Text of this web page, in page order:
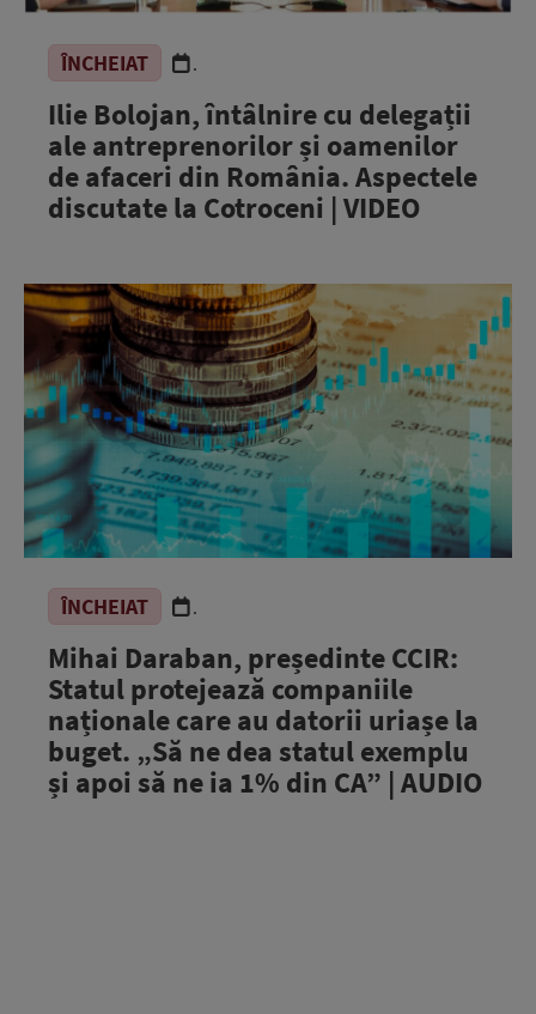
ÎNCHEIAT .
Ilie Bolojan, întâlnire cu delegații
ale antreprenorilor și oamenilor
de afaceri din România. Aspectele
discutate la Cotroceni | VIDEO
ÎNCHEIAT .
Mihai Daraban, președinte CCIR:
Statul protejează companiile
naționale care au datorii uriașe la
buget. „Să ne dea statul exemplu
și apoi să ne ia 1% din CA” | AUDIO